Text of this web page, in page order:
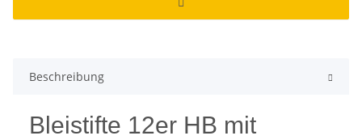
Beschreibung
Bleistifte 12er HB mit